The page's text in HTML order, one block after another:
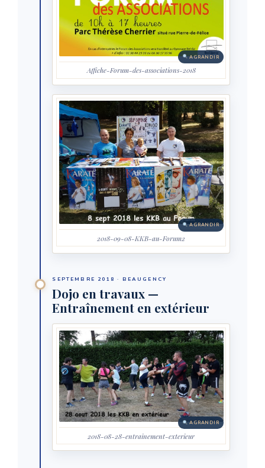
AGRANDIR
Affiche-Forum-des-associations-2018
AGRANDIR
2018-09-08-KKB-au-Forum2
SEPTEMBRE 2018 · BEAUGENCY
Dojo en travaux —
Entraînement en extérieur
AGRANDIR
2018-08-28-entrainement-exterieur